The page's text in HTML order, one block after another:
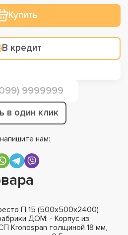
Купить
В кредит
в один клик
нам:
П 15 (500х500х2400)
ДОМ: - Корпус из
Kronospan толщиной 18 мм,